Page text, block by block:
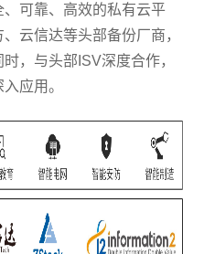
可靠、高效的私有云平
云信达等头部备份厂商，
，与头部ISV深度合作，
应用。